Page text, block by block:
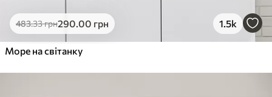
483.33грн290.00 грн 1.5k
Море на світанку